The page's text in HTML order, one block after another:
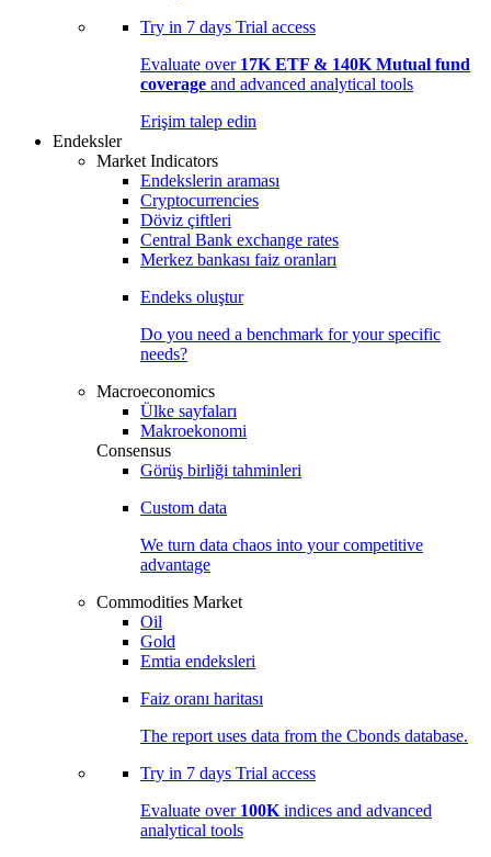
Try in 7 days Trial access
Evaluate over 17K ETF & 140K Mutual fund
coverage and advanced analytical tools
Erişim talep edin
Endeksler
Market Indicators
Endekslerin araması
Cryptocurrencies
Döviz çiftleri
Central Bank exchange rates
Merkez bankası faiz oranları
Endeks oluştur
Do you need a benchmark for your specific
needs?
Macroeconomics
Ülke sayfaları
Makroekonomi
Consensus
Görüş birliği tahminleri
Custom data
We turn data chaos into your competitive
advantage
Commodities Market
Oil
Gold
Emtia endeksleri
Faiz oranı haritası
The report uses data from the Cbonds database.
Try in 7 days Trial access
Evaluate over 100K indices and advanced
analytical tools